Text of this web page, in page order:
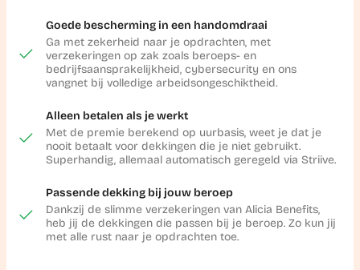
Goede bescherming in een handomdraai
Ga met zekerheid naar je opdrachten, met
verzekeringen op zak zoals beroeps- en
bedrijfsaansprakelijkheid, cybersecurity en ons
vangnet bij volledige arbeidsongeschiktheid.
Alleen betalen als je werkt
Met de premie berekend op uurbasis, weet je dat je
nooit betaalt voor dekkingen die je niet gebruikt.
Superhandig, allemaal automatisch geregeld via Striive.
Passende dekking bij jouw beroep
Dankzij de slimme verzekeringen van Alicia Benefits,
heb jij de dekkingen die passen bij je beroep. Zo kun jij
met alle rust naar je opdrachten toe.